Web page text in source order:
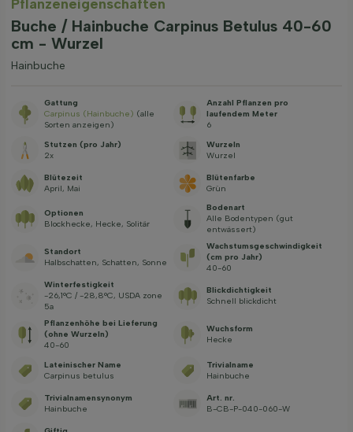
Pflanzeneigenschaften
Buche / Hainbuche Carpinus Betulus 40-60
cm - Wurzel
Hainbuche
Gattung
Carpinus (Hainbuche) (alle
Sorten anzeigen)
Anzahl Pflanzen pro
laufendem Meter
6
Stutzen (pro Jahr)
2x
Wurzeln
Wurzel
Blütezeit
April, Mai
Blütenfarbe
Grün
Optionen
Blockhecke, Hecke, Solitär
Bodenart
Alle Bodentypen (gut
entwässert)
Standort
Halbschatten, Schatten, Sonne
Wachstums­geschwindig­keit
(cm pro Jahr)
40-60
Winterfestigkeit
-26,1°C / -28,8°C, USDA zone
5a
Blickdichtigkeit
Schnell blickdicht
Pflanzenhöhe bei Lieferung
(ohne Wurzeln)
40-60
Wuchsform
Hecke
Lateinischer Name
Carpinus betulus
Trivialname
Hainbuche
Trivialnamensynonym
Hainbuche
Art. nr.
B-CB-P-040-060-W